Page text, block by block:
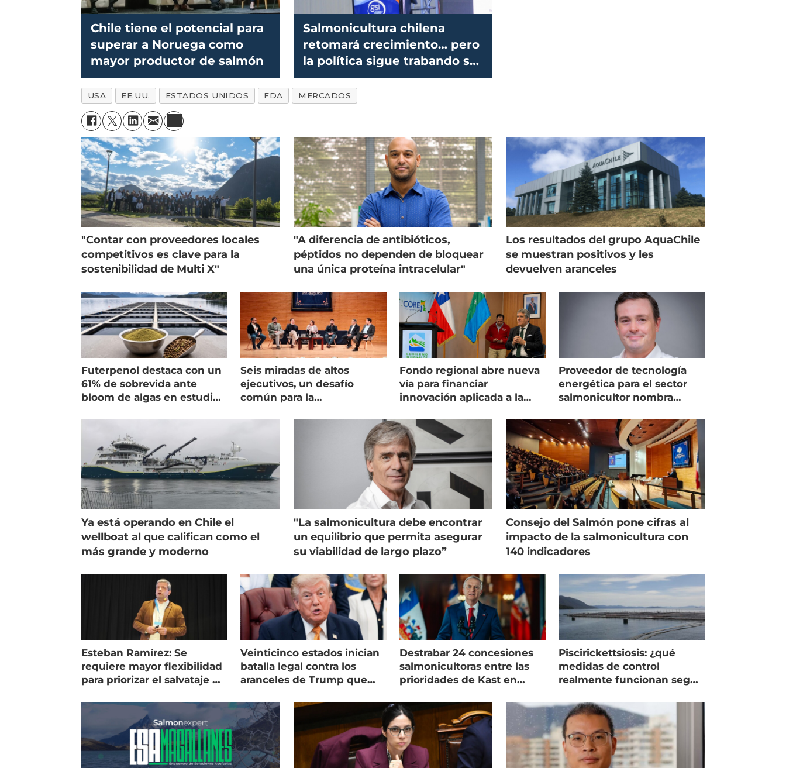
Chile tiene el potencial para
superar a Noruega como
mayor productor de salmón
Salmonicultura chilena
retomará crecimiento… pero
la política sigue trabando su
desarrollo
USA EE.UU. ESTADOS UNIDOS FDA MERCADOS
"Contar con proveedores locales
competitivos es clave para la
sostenibilidad de Multi X"
"A diferencia de antibióticos,
péptidos no dependen de bloquear
una única proteína intracelular"
Los resultados del grupo AquaChile
se muestran positivos y les
devuelven aranceles
Futerpenol destaca con un
61% de sobrevida ante
bloom de algas en estudio
Seis miradas de altos
ejecutivos, un desafío
común para la
Fondo regional abre nueva
vía para financiar
innovación aplicada a la
Proveedor de tecnología
energética para el sector
salmonicultor nombra
Ya está operando en Chile el
wellboat al que califican como el
más grande y moderno
"La salmonicultura debe encontrar
un equilibrio que permita asegurar
su viabilidad de largo plazo”
Consejo del Salmón pone cifras al
impacto de la salmonicultura con
140 indicadores
Esteban Ramírez: Se
requiere mayor flexibilidad
para priorizar el salvataje de
Veinticinco estados inician
batalla legal contra los
aranceles de Trump que
Destrabar 24 concesiones
salmonicultoras entre las
prioridades de Kast en
Piscirickettsiosis: ¿qué
medidas de control
realmente funcionan según